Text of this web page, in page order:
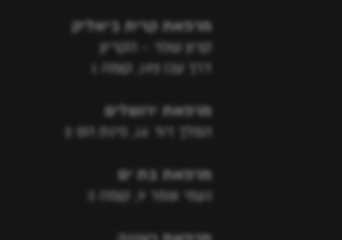
מרפאת קרית ביאליק
קניון עופר - הקריון
דרך עכו 192, קומה 1
מרפאת ירושלים
המלך דוד 16, פינת הס 2
מרפאת בת ים
נעמי שמר 9, קומה 3